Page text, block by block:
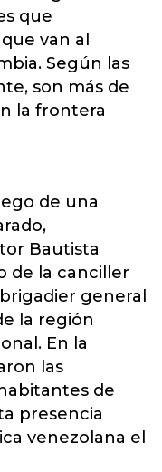
que
van al
Según las
son más de
la frontera
de una
Bautista
de la canciller
general
la región
En la
las
de
presencia
venezolana el